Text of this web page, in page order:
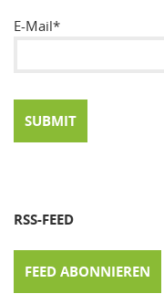
E-Mail*
RSS-FEED
FEED ABONNIEREN